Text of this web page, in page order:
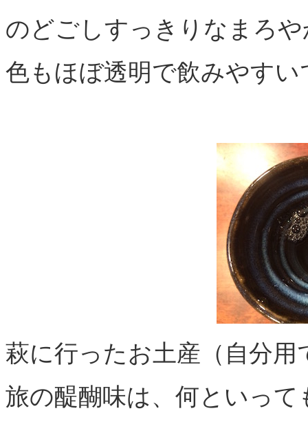
のどごしすっきりなまろ
色もほぼ透明で飲みやすい
萩に行ったお土産（自分用
旅の醍醐味は、何といっ